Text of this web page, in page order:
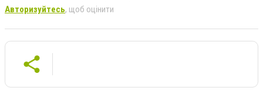
Авторизуйтесь, щоб оцінити